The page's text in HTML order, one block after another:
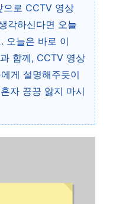
으로 CCTV 영상
각하신다면 오늘
오늘은 바로 이
함께, CCTV 영상
게 설명해주듯이
자 끙끙 앓지 마시